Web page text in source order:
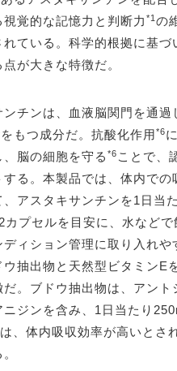
覚的な記憶力と判断力 *1 の
れている。科学的根拠に基づ
が大きな特徴だ。
ンチンは、血液脳関門を通過
をもつ成分だ。抗酸化作用*6
、脳の細胞を守る *6 ことで、
する。本製品では、体内での
アスタキサンチンを1日当
カプセルを目安に、水などで
ディション管理に取り入れや
ウ抽出物と天然型ビタミンE
だ。ブドウ抽出物は、アント
ニジンを含み、1日当たり
、体内吸収効率が高いとさ
。